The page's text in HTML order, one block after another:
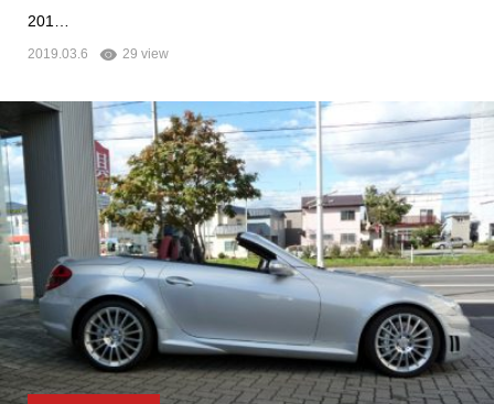
201…
2019.03.6 29 view